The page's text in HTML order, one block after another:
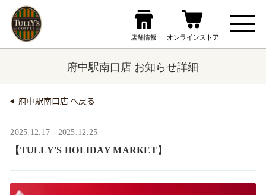
府中駅南口店 お知らせ詳細
府中駅南口店 へ戻る
2025.12.17 - 2025.12.25
【TULLY'S HOLIDAY MARKET】